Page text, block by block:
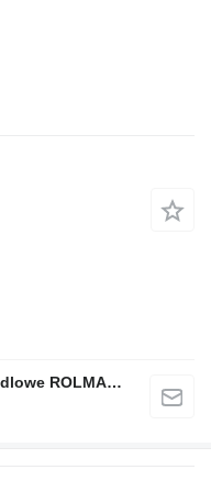
Przedsiębiorstwo Produkcyjno-Handlowe ROLMAPOL Marcin Dziekan